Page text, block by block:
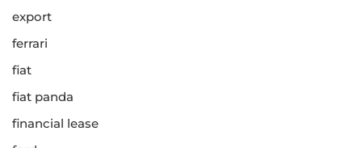
export
ferrari
fiat
fiat panda
financial lease